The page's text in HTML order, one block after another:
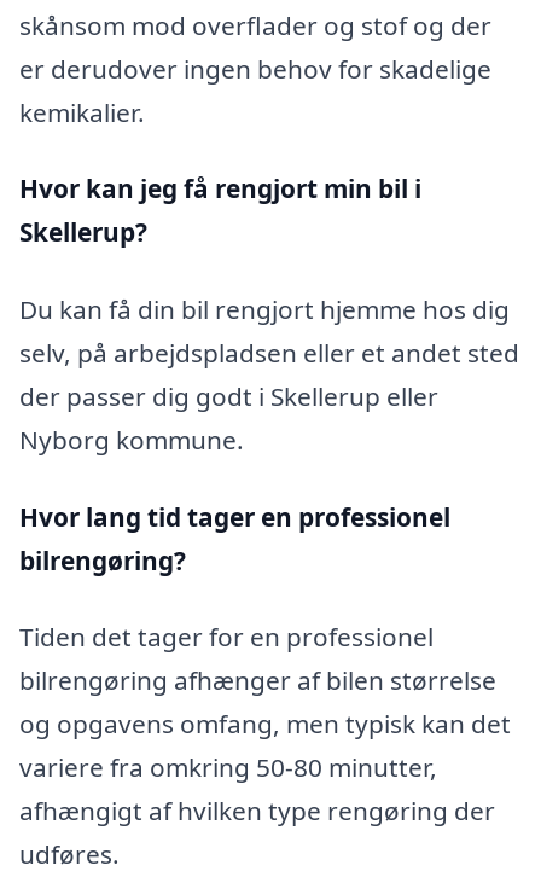
skånsom mod overflader og stof og der
er derudover ingen behov for skadelige
kemikalier.
Hvor kan jeg få rengjort min bil i
Skellerup?
Du kan få din bil rengjort hjemme hos dig
selv, på arbejdspladsen eller et andet sted
der passer dig godt i Skellerup eller
Nyborg kommune.
Hvor lang tid tager en professionel
bilrengøring?
Tiden det tager for en professionel
bilrengøring afhænger af bilen størrelse
og opgavens omfang, men typisk kan det
variere fra omkring 50-80 minutter,
afhængigt af hvilken type rengøring der
udføres.